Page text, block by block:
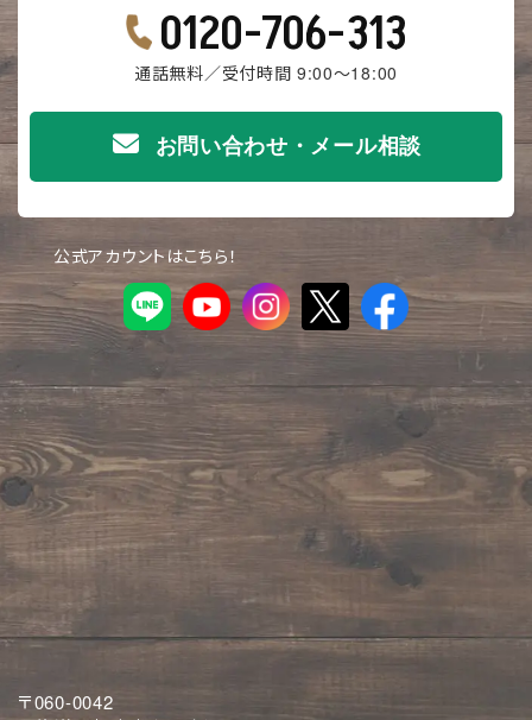
0120-706-313
通話無料／受付時間 9:00～18:00
お問い合わせ・メール相談
公式アカウントはこちら！
〒060-0042